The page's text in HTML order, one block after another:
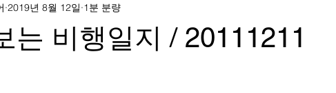
는 비행일지 / 20111211
2019년 8월 12일 1분 분량